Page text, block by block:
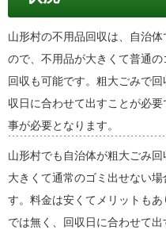
山形村の不用品回収は、自治
ので、不用品が大きくて普通
回収も可能です。粗大ごみで
収日に合わせて出すことが必
事が必要となります。
山形村でも自治体が粗大ごみ
大きくて通常のゴミ出せない
す。料金は安くてメリットも
では無く、回収日に合わせて